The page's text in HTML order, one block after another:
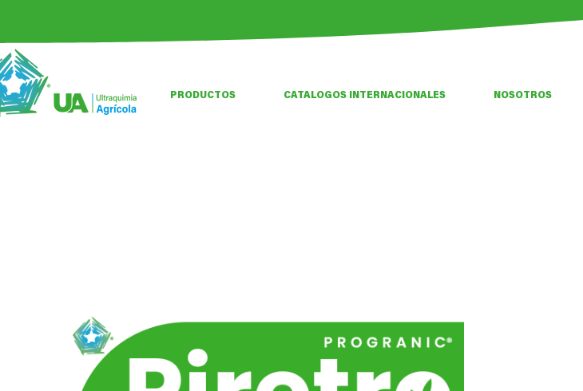
PRODUCTOS CATALOGOS INTERNACIONALES NOSOTROS